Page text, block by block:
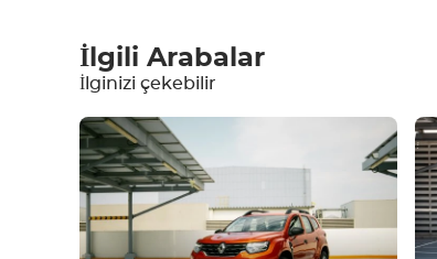
Ekipman
Konforlu
İklim Kontrolü
İlgili Arabalar
İlginizi çekebilir